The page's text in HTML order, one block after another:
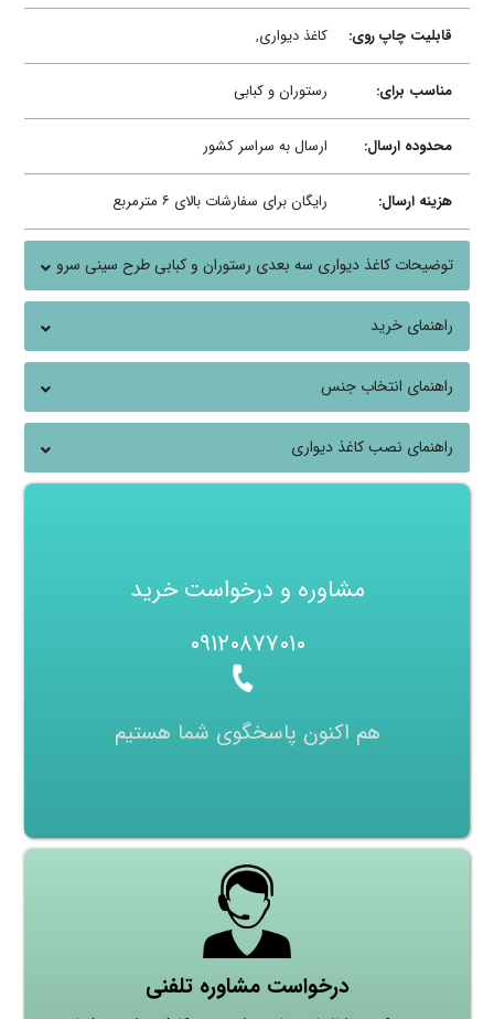
قابلیت چاپ روی: کاغذ دیواری,
مناسب برای: رستوران و کبابی
محدوده ارسال: ارسال به سراسر کشور
هزینه ارسال: رایگان برای سفارشات بالای ۶ مترمربع
توضیحات کاغذ دیواری سه بعدی رستوران و کبابی طرح سینی سرو
کباب
راهنمای خرید
راهنمای انتخاب جنس
راهنمای نصب کاغذ دیواری
مشاوره و درخواست خرید
۰۹۱۲۰۸۷۷۰۱۰
هم اکنون پاسخگوی شما هستیم
درخواست مشاوره تلفنی